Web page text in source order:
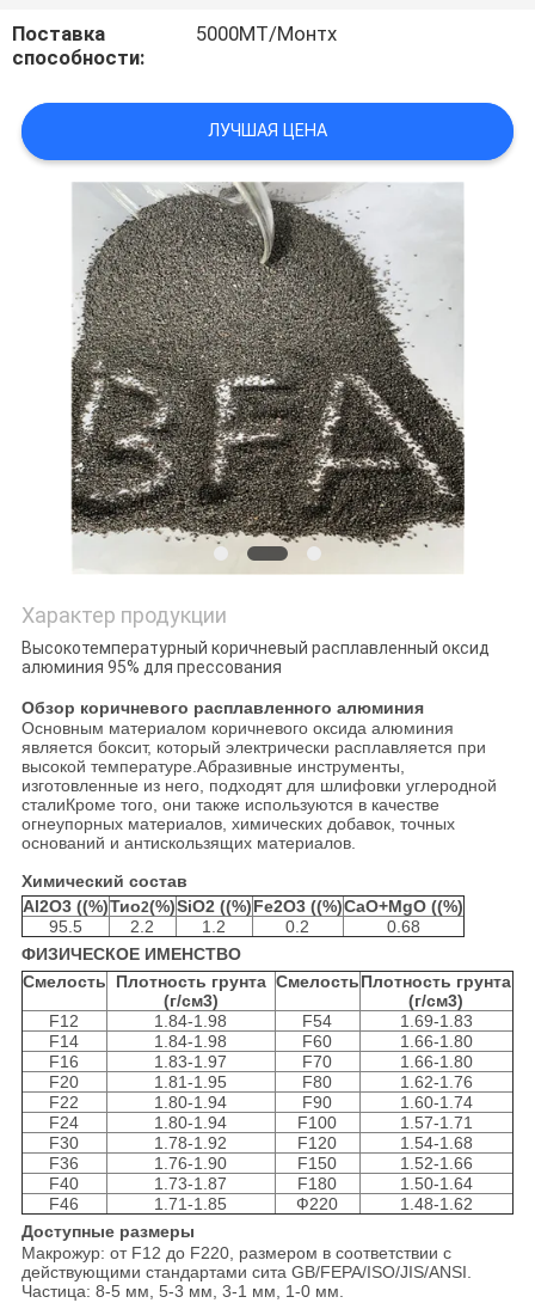
Поставка
способности:
5000МТ/Монтх
ЛУЧШАЯ ЦЕНА
Характер продукции
Высокотемпературный коричневый расплавленный оксид
алюминия 95% для прессования
Обзор коричневого расплавленного алюминия
Основным материалом коричневого оксида алюминия
является боксит, который электрически расплавляется при
высокой температуре.Абразивные инструменты,
изготовленные из него, подходят для шлифовки углеродной
сталиКроме того, они также используются в качестве
огнеупорных материалов, химических добавок, точных
оснований и антискользящих материалов.
Химический состав
Al2O3 ((%)Тио2(%)SiO2 ((%)Fe2O3 ((%)CaO+MgO ((%)
95.5
2.2 1.2 0.2
0.68
ФИЗИЧЕСКОЕ ИМЕНСТВО
Смелость
Плотность грунта
(г/см3)
СмелостьПлотность грунта
(г/см3)
F12
1.84-1.98 F54
1.69-1.83
F14
1.84-1.98 F60
1.66-1.80
F16
1.83-1.97 F70
1.66-1.80
F20
1.81-1.95 F80
1.62-1.76
F22
1.80-1.94 F90
1.60-1.74
F24
1.80-1.94 F100
1.57-1.71
F30
1.78-1.92 F120
1.54-1.68
F36
1.76-1.90 F150
1.52-1.66
F40
1.73-1.87 F180
1.50-1.64
F46
1.71-1.85 Ф220
1.48-1.62
Доступные размеры
Макрожур: от F12 до F220, размером в соответствии с
действующими стандартами сита GB/FEPA/ISO/JIS/ANSI.
Частица: 8-5 мм, 5-3 мм, 3-1 мм, 1-0 мм.